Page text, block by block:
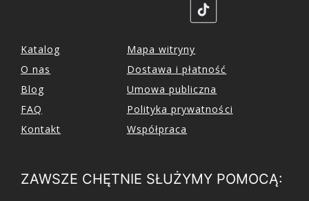
Katalog
O nas
Blog
FAQ
Kontakt
Mapa witryny
Dostawa i płatność
Umowa publiczna
Polityka prywatności
Współpraca
ZAWSZE CHĘTNIE SŁUŻYMY POMOCĄ: